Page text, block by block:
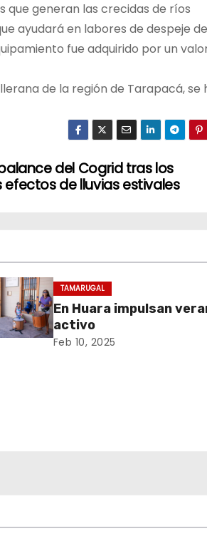
que generan las crecidas de ríos
ayudará en labores de despeje de
fue adquirido por un
de la región de Tarapacá, se
del Cogrid tras los
efectos de lluvias estivales
TAMARUGAL
En Huara impulsan
activo
Feb 10, 2025